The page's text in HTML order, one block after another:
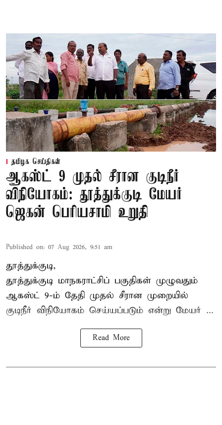
தமிழக செய்திகள்
ஆகஸ்ட் 9 முதல் சீரான குடிநீர்
விநியோகம்: தூத்துக்குடி மேயர்
ஜெகன் பெரியசாமி உறுதி
Published on: 07 Aug 2026, 9:51 am
தூத்துக்குடி,
தூத்துக்குடி மாநகராட்சிப் பகுதிகள் முழுவதும்
ஆகஸ்ட் 9-ம் தேதி முதல் சீரான முறையில்
குடிநீர் விநியோகம் செய்யப்படும் என்று மேயர் ...
Read More